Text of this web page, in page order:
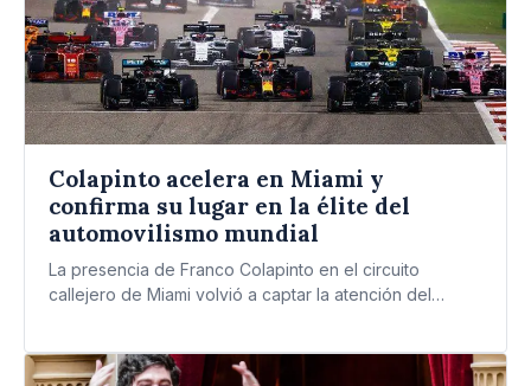
Colapinto acelera en Miami y
confirma su lugar en la élite del
automovilismo mundial
La presencia de Franco Colapinto en el circuito
callejero de Miami volvió a captar la atención del